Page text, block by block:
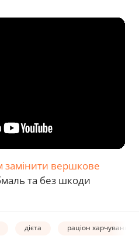
замінити вершкове
та без шкоди
дієта раціон харчування